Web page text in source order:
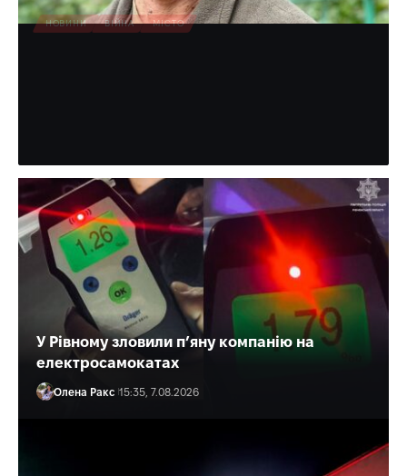
НОВИНИ ВІЙНА МІСТО
У Рівному зловили п’яну компанію на
електросамокатах
Олена Ракс 15:35, 7.08.2026